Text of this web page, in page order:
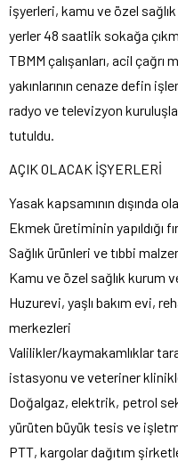
işyerleri, kamu ve özel
yerler 48 saatlik sokağa
TBMM çalışanları, acil çağrı
yakınlarının cenaze defin
radyo ve televizyon
tutuldu.
AÇIK OLACAK İŞYERLERİ
Yasak kapsamının dışında
Ekmek üretiminin yapıldığı
Sağlık ürünleri ve tıbbi
Kamu ve özel sağlık kurum
Huzurevi, yaşlı bakım evi,
merkezleri
Valilikler/kaymakamlıklar
istasyonu ve veteriner
Doğalgaz, elektrik, petrol
yürüten büyük tesis ve
PTT, kargolar dağıtım